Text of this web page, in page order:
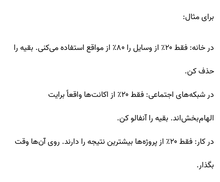
برای مثال:
در خانه: فقط ۲۰٪ از وسایل را ۸۰٪ از مواقع استفاده می‌کنی. بقیه را
حذف کن.
در شبکه‌های اجتماعی: فقط ۲۰٪ از اکانت‌ها واقعاً برایت
الهام‌بخش‌اند. بقیه را آنفالو کن.
در کار: فقط ۲۰٪ از پروژه‌ها بیشترین نتیجه را دارند. روی آن‌ها وقت
بگذار.